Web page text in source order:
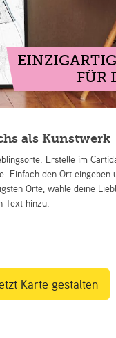
FÜR
als Kunstwerk
Erstelle im
Einfach den Ort eingeben
Orte, wähle deine
Text hinzu.
Karte gestalten